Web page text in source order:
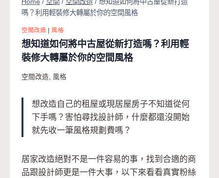
嗎？利用輕裝修大轉屬於你的空間風格
空間改造 | 風格
想知道如何將中古屋從新打造嗎？利用輕
裝修大轉屬於你的空間風格
空間改造, 風格
想改造自己的租屋或現居屋房子不知道從何
下手嗎？害怕尋找設計師，什麼都還沒開始
就先收一筆風格規劃費嗎？
居家改造絕對不是一件容易的事，找到合適的商
品跟設計師更是一件大事，以下來看看真實粉絲